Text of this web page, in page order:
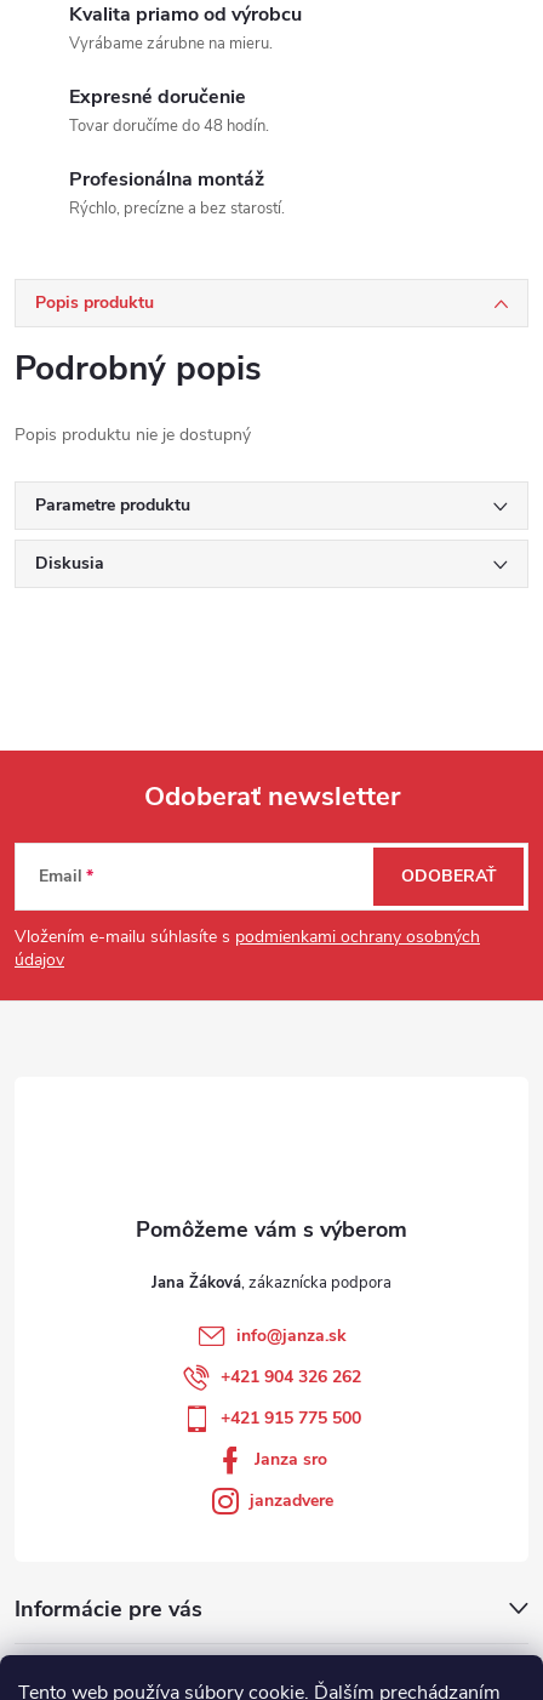
Tento web používa súbory cookie. Ďalším prechádzaním
Kvalita priamo od výrobcu
Vyrábame zárubne na mieru.
Expresné doručenie
Tovar doručíme do 48 hodín.
Profesionálna montáž
Rýchlo, precízne a bez starostí.
Popis produktu
Podrobný popis
Popis produktu nie je dostupný
Parametre produktu
Diskusia
Zápätie
Odoberať newsletter
Email
Vložením e-mailu súhlasíte s podmienkami ochrany osobných
údajov
ODOBERAŤ
Informácie pre vás
Jana Žáková
info@janza.sk
+421 904 326 262
+421 915 775 500
Janza sro
janzadvere